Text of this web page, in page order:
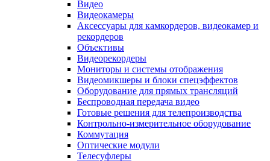
Видео
Видеокамеры
Аксессуары для камкордеров, видеокамер и
рекордеров
Объективы
Видеорекордеры
Мониторы и системы отображения
Видеомикшеры и блоки спецэффектов
Оборудование для прямых трансляций
Беспроводная передача видео
Готовые решения для телепроизводства
Контрольно-измерительное оборудование
Коммутация
Оптические модули
Телесуфлеры